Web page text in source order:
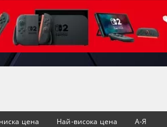
цена Най-висока цена А-Я